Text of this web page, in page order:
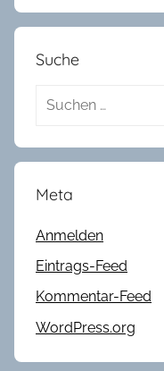
Suche
Suchen
Meta
Anmelden
Eintrags-Feed
Kommentar-Feed
WordPress.org